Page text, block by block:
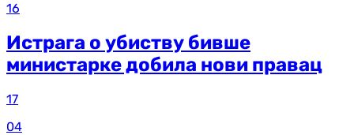
16
Истрага о убиству бивше
министарке добила нови правац
17
04